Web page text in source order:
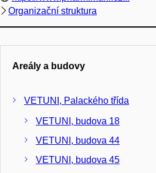
Organizační struktura
Areály a budovy
VETUNI, Palackého třída
VETUNI, budova 18
VETUNI, budova 44
VETUNI, budova 45